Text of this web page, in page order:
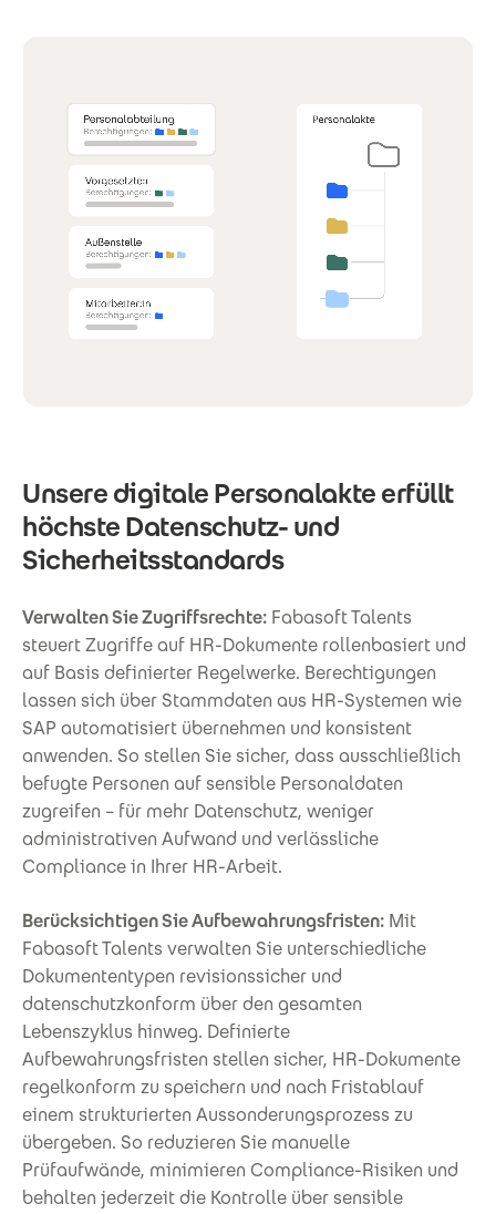
Unsere digitale Personalakte erfüllt
höchste Datenschutz- und
Sicherheitsstandards
Verwalten Sie Zugriffsrechte: Fabasoft Talents
steuert Zugriffe auf HR-Dokumente rollenbasiert und
auf Basis definierter Regelwerke. Berechtigungen
lassen sich über Stammdaten aus HR-Systemen wie
SAP automatisiert übernehmen und konsistent
anwenden. So stellen Sie sicher, dass ausschließlich
befugte Personen auf sensible Personaldaten
zugreifen – für mehr Datenschutz, weniger
administrativen Aufwand und verlässliche
Compliance in Ihrer HR-Arbeit.
Berücksichtigen Sie Aufbewahrungsfristen: Mit
Fabasoft Talents verwalten Sie unterschiedliche
Dokumententypen revisionssicher und
datenschutzkonform über den gesamten
Lebenszyklus hinweg. Definierte
Aufbewahrungsfristen stellen sicher, HR-Dokumente
regelkonform zu speichern und nach Fristablauf
einem strukturierten Aussonderungsprozess zu
übergeben. So reduzieren Sie manuelle
Prüfaufwände, minimieren Compliance-Risiken und
behalten jederzeit die Kontrolle über sensible